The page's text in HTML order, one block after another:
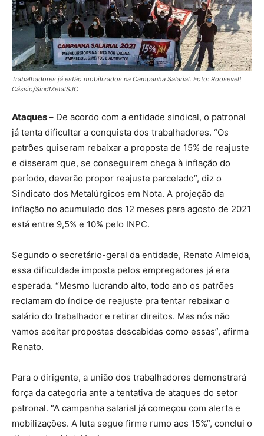
Trabalhadores já estão mobilizados na Campanha Salarial. Foto: Roosevelt
Cássio/SindMetalSJC
Ataques – De acordo com a entidade sindical, o patronal
já tenta dificultar a conquista dos trabalhadores. “Os
patrões quiseram rebaixar a proposta de 15% de reajuste
e disseram que, se conseguirem chega à inflação do
período, deverão propor reajuste parcelado”, diz o
Sindicato dos Metalúrgicos em Nota. A projeção da
inflação no acumulado dos 12 meses para agosto de 2021
está entre 9,5% e 10% pelo INPC.
Segundo o secretário-geral da entidade, Renato Almeida,
essa dificuldade imposta pelos empregadores já era
esperada. “Mesmo lucrando alto, todo ano os patrões
reclamam do índice de reajuste pra tentar rebaixar o
salário do trabalhador e retirar direitos. Mas nós não
vamos aceitar propostas descabidas como essas”, afirma
Renato.
Para o dirigente, a união dos trabalhadores demonstrará
força da categoria ante a tentativa de ataques do setor
patronal. “A campanha salarial já começou com alerta e
mobilizações. A luta segue firme rumo aos 15%”, conclui o